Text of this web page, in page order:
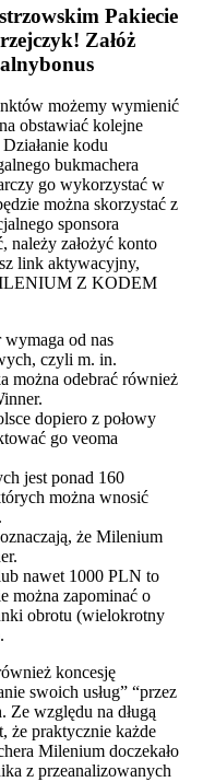
Pakiecie
Załóż
możemy wymienić
obstawiać kolejne
kodu
bukmachera
go wykorzystać w
można skorzystać z
sponsora
należy założyć konto
link aktywacyjny,
Z KODEM
od nas
czyli m. in.
można odebrać również
dopiero z połowy
go veoma
jest ponad 160
można wnosić
że Milenium
nawet 1000 PLN to
można zapominać o
obrotu (wielokrotny
koncesję
swoich usług” “przez
Ze względu na długą
że praktycznie każde
Milenium doczekało
z przeanalizowanych